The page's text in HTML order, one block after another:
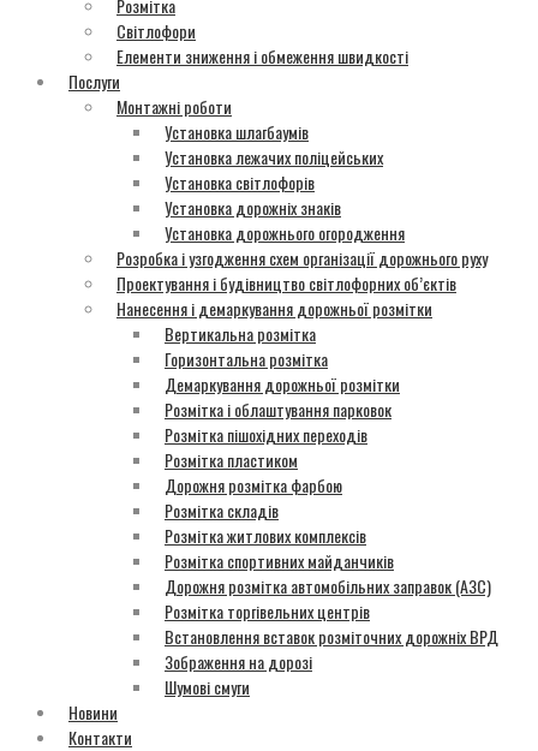
Розмітка
Світлофори
Елементи зниження і обмеження швидкості
Послуги
Монтажні роботи
Установка шлагбаумів
Установка лежачих поліцейських
Установка світлофорів
Установка дорожніх знаків
Установка дорожнього огородження
Розробка і узгодження схем організації дорожнього руху
Проектування і будівництво світлофорних об’єктів
Нанесення і демаркування дорожньої розмітки
Вертикальна розмітка
Горизонтальна розмітка
Демаркування дорожньої розмітки
Розмітка і облаштування парковок
Розмітка пішохідних переходів
Розмітка пластиком
Дорожня розмітка фарбою
Розмітка складів
Розмітка житлових комплексів
Розмітка спортивних майданчиків
Дорожня розмітка автомобільних заправок (АЗС)
Розмітка торгівельних центрів
Встановлення вставок розміточних дорожніх ВРД
Зображення на дорозі
Шумові смуги
Новини
Контакти